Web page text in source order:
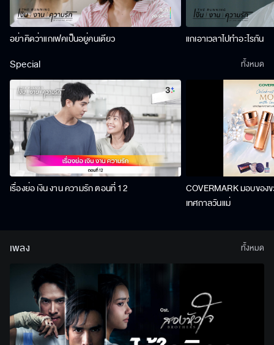
อย่าคิดว่าแกเฟคเป็นอยู่คนเดียว แกเอาเวลาไปทำอะไรกัน
Special
เรื่องย่อ เงิน งาน ความรัก ตอนที่ 12
COVERMARK มอบขอ
เทศกาลวันแม่
ทั้งหมด
เพลง ทั้งหมด